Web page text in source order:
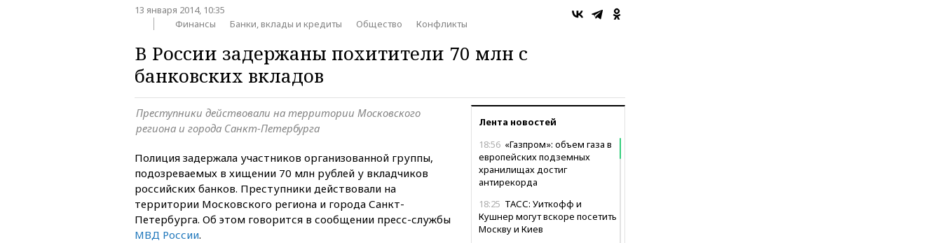
13 января 2014, 10:35
Финансы
Банки, вклады и кредиты Общество Конфликты
В России задержаны похитители 70 млн с
банковских вкладов
Лента новостей
18:56 «Газпром»: объем газа в
европейских подземных
хранилищах достиг
антирекорда
18:25 ТАСС: Уиткофф и
Кушнер могут вскоре посетить
Москву и Киев
Преступники действовали на территории Московского
региона и города Санкт-Петербурга
Полиция задержала участников организованной группы,
подозреваемых в хищении 70 млн рублей у вкладчиков
российских банков. Преступники действовали на
территории Московского региона и города Санкт-
Петербурга. Об этом говорится в сообщении пресс-службы
МВД России.